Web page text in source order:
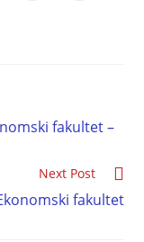
fakultet –
Next Post
fakultet